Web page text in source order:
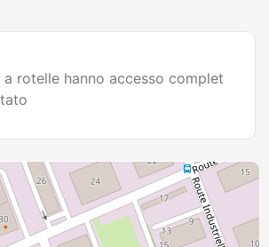
a rotelle hanno accesso complet